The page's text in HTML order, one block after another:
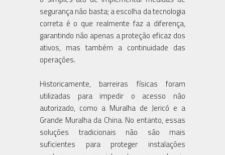
segurança não basta; a escolha da tecnologia
correta é o que realmente faz a diferença,
garantindo não apenas a proteção eficaz dos
ativos, mas também a continuidade das
operações.
Historicamente, barreiras físicas foram
utilizadas para impedir o acesso não
autorizado, como a Muralha de Jericó e a
Grande Muralha da China. No entanto, essas
soluções tradicionais não são mais
suficientes para proteger instalações